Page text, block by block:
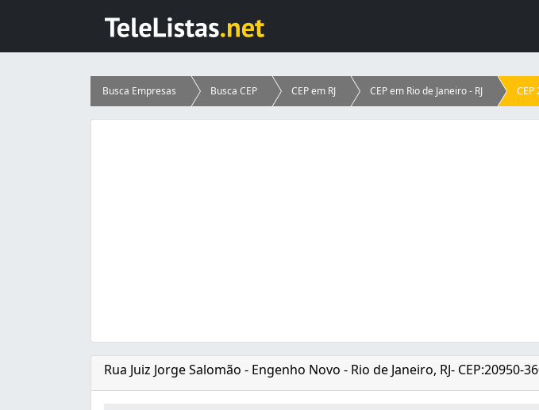
Busca Empresas Busca CEP CEP em RJ CEP em Rio de Janeiro - RJ CEP
Rua Juiz Jorge Salomão - Engenho Novo - Rio de Janeiro, RJ- CEP:20950-